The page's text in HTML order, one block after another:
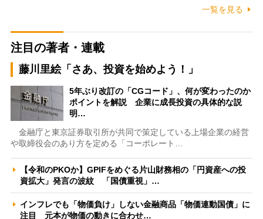
一覧を見る
注目の著者・連載
藤川里絵「さあ、投資を始めよう！」
5年ぶり改訂の「CGコード」、何が変わったのか
ポイントを解説 企業に成長投資の具体的な説
明…
金融庁と東京証券取引所が共同で策定している上場企業の経営
や取締役会のあり方を定める「コーポレート…
【令和のPKOか】GPIFをめぐる片山財務相の「円資産への投
資拡大」発言の波紋 「国債重視」…
インフレでも「物価負け」しない金融商品「物価連動国債」に
注目 元本が物価の動きに合わせ…